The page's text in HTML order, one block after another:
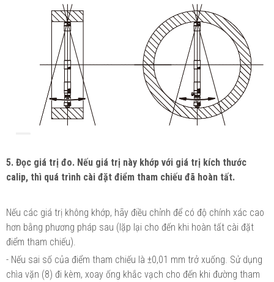
5. Đọc giá trị đo. Nếu giá trị này khớp với giá trị kích thước
calip, thì quá trình cài đặt điểm tham chiếu đã hoàn tất.
Nếu các giá trị không khớp, hãy điều chỉnh để có độ chính xác cao
hơn bằng phương pháp sau (lặp lại cho đến khi hoàn tất cài đặt
điểm tham chiếu).
- Nếu sai số của điểm tham chiếu là ±0,01 mm trở xuống. Sử dụng
chìa vặn (8) đi kèm, xoay ống khắc vạch cho đến khi đường tham